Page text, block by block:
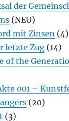
der
(NEU)
mit Zinsen (4)
letzte Zug (14)
of the
001 –
(20)
(3)